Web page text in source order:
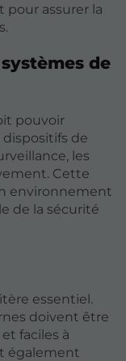
assurer la
de
pouvoir
de
les
Cette
environnement
de la sécurité
essentiel.
doivent être
faciles à
également